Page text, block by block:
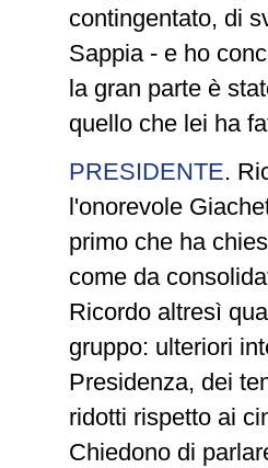
contingentato, di
Sappia - e ho
la gran parte è
quello che lei ha
PRESIDENTE.
l'onorevole
primo che ha
come da
Ricordo altresì
gruppo: ulteriori
Presidenza, dei
ridotti rispetto ai
Chiedono di